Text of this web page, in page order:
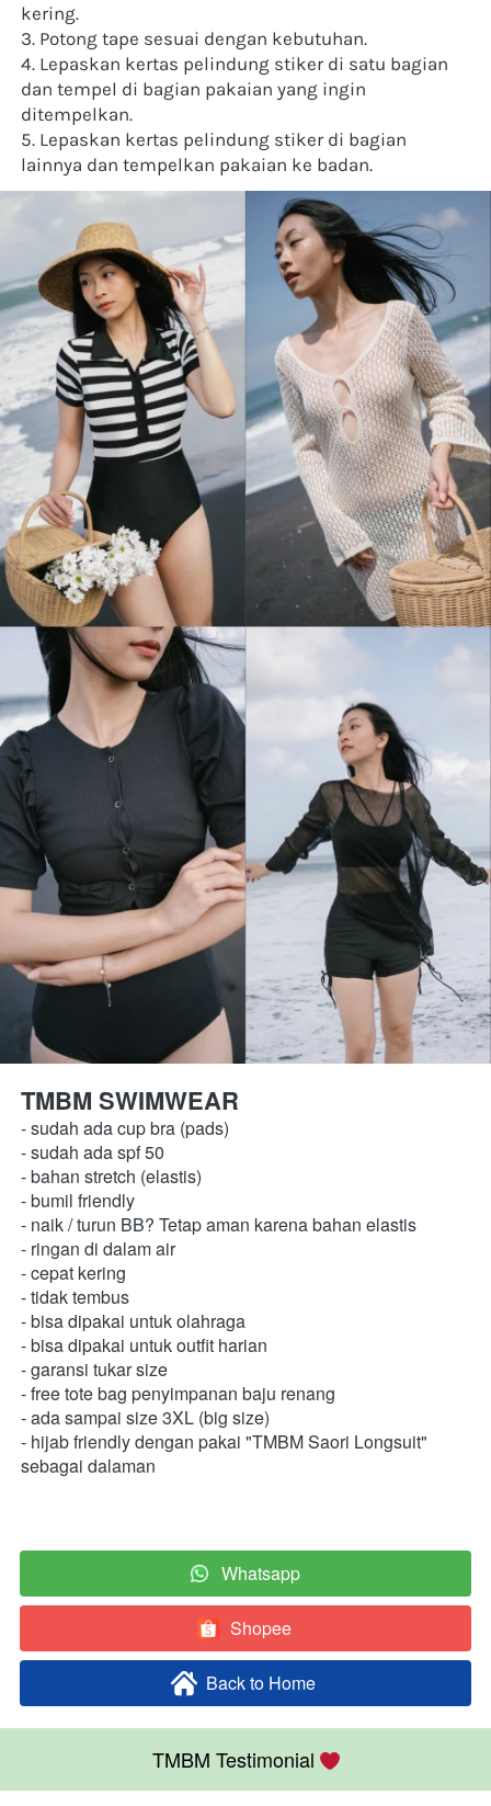
kering.
3. Potong tape sesuai dengan kebutuhan.
4. Lepaskan kertas pelindung stiker di satu bagian
dan tempel di bagian pakaian yang ingin
ditempelkan.
5. Lepaskan kertas pelindung stiker di bagian
lainnya dan tempelkan pakaian ke badan.
TMBM SWIMWEAR
- sudah ada cup bra (pads)
- sudah ada spf 50
- bahan stretch (elastis)
- bumil friendly
- naik / turun BB? Tetap aman karena bahan elastis
- ringan di dalam air
- cepat kering
- tidak tembus
- bisa dipakai untuk olahraga
- bisa dipakai untuk outfit harian
- garansi tukar size
- free tote bag penyimpanan baju renang
- ada sampai size 3XL (big size)
- hijab friendly dengan pakai "TMBM Saori Longsuit"
sebagai dalaman
` Whatsapp
` Shopee
` Back to Home
TMBM Testimonial